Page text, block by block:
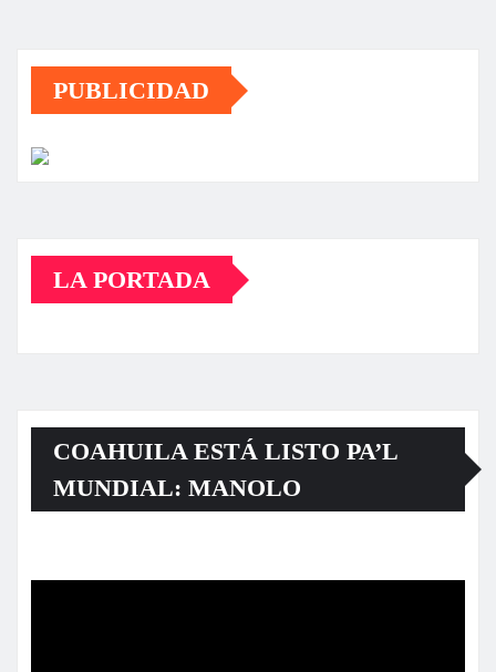
PUBLICIDAD
LA PORTADA
COAHUILA ESTÁ LISTO PA’L
MUNDIAL: MANOLO